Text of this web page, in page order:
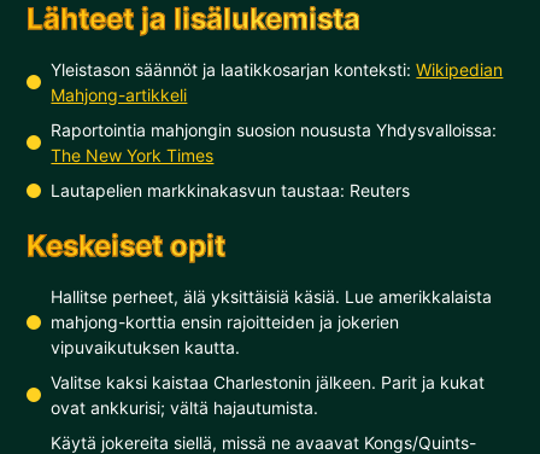
Lähteet ja lisälukemista
Yleistason säännöt ja laatikkosarjan konteksti:Wikipedian
Mahjong-artikkeli
Raportointia mahjongin suosion noususta Yhdysvalloissa:
The New York Times
Lautapelien markkinakasvun taustaa: Reuters
Keskeiset opit
Hallitse perheet, älä yksittäisiä käsiä. Lue amerikkalaista
mahjong-korttia ensin rajoitteiden ja jokerien
vipuvaikutuksen kautta.
Valitse kaksi kaistaa Charlestonin jälkeen. Parit ja kukat
ovat ankkurisi; vältä hajautumista.
Käytä jokereita siellä, missä ne avaavat Kongs/Quints-